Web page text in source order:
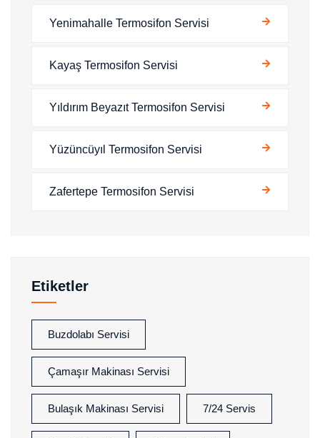
Yenimahalle Termosifon Servisi
Kayaş Termosifon Servisi
Yıldırım Beyazıt Termosifon Servisi
Yüzüncüyıl Termosifon Servisi
Zafertepe Termosifon Servisi
Etiketler
Buzdolabı Servisi
Çamaşır Makinası Servisi
Bulaşık Makinası Servisi 7/24 Servis